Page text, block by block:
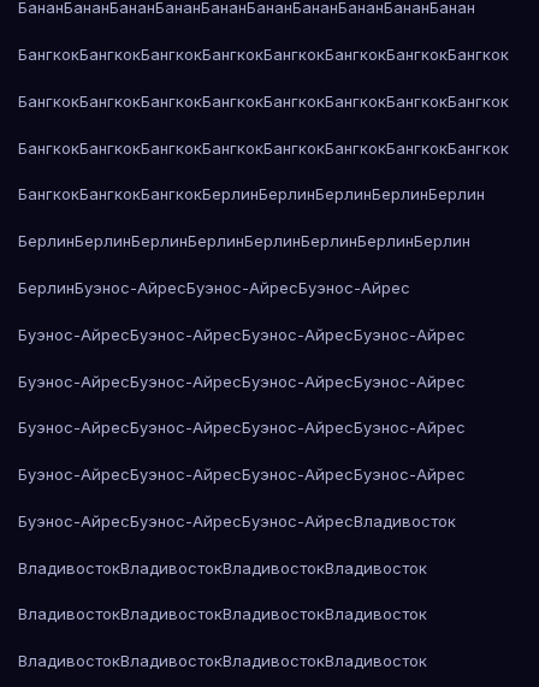
БананБананБананБананБананБананБананБананБананБанан
БангкокБангкокБангкокБангкокБангкокБангкокБангкокБангкок
БангкокБангкокБангкокБангкокБангкокБангкокБангкокБангкок
БангкокБангкокБангкокБангкокБангкокБангкокБангкокБангкок
БангкокБангкокБангкокБерлинБерлинБерлинБерлинБерлин
БерлинБерлинБерлинБерлинБерлинБерлинБерлинБерлин
БерлинБуэнос-АйресБуэнос-АйресБуэнос-Айрес
Буэнос-АйресБуэнос-АйресБуэнос-АйресБуэнос-Айрес
Буэнос-АйресБуэнос-АйресБуэнос-АйресБуэнос-Айрес
Буэнос-АйресБуэнос-АйресБуэнос-АйресБуэнос-Айрес
Буэнос-АйресБуэнос-АйресБуэнос-АйресБуэнос-Айрес
Буэнос-АйресБуэнос-АйресБуэнос-АйресВладивосток
ВладивостокВладивостокВладивостокВладивосток
ВладивостокВладивостокВладивостокВладивосток
ВладивостокВладивостокВладивостокВладивосток